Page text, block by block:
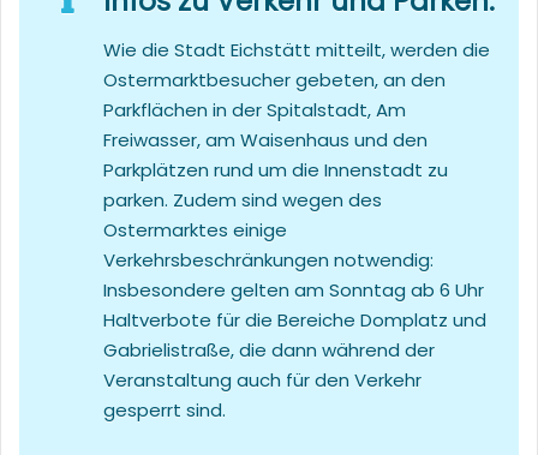
Wie die Stadt Eichstätt mitteilt, werden die
Ostermarktbesucher gebeten, an den
Parkflächen in der Spitalstadt, Am
Freiwasser, am Waisenhaus und den
Parkplätzen rund um die Innenstadt zu
parken. Zudem sind wegen des
Ostermarktes einige
Verkehrsbeschränkungen notwendig:
Insbesondere gelten am Sonntag ab 6 Uhr
Haltverbote für die Bereiche Domplatz und
Gabrielistraße, die dann während der
Veranstaltung auch für den Verkehr
gesperrt sind.